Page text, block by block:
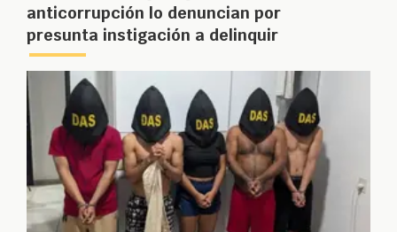
anticorrupción lo denuncian por
presunta instigación a delinquir